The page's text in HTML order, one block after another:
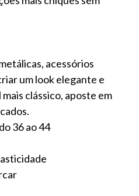
acessórios
um look elegante e
clássico, aposte em
36 ao 44